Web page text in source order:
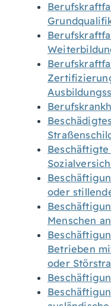
oder
Menschen
Betrieben
oder